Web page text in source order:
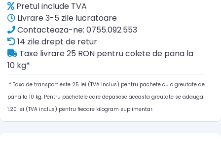
Pretul include TVA
Livrare 3-5 zile lucratoare
Contacteaza-ne: 0755.092.553
14 zile drept de retur
Taxe livrare 25 RON pentru colete de pana la
10 kg*
* Taxa de transport este 25 lei (TVA inclus) pentru pachete cu o greutate de
pana la 10 kg. Pentru pachetele care depasesc aceasta greutate se adauga
1.20 lei (TVA inclus) pentru fiecare kilogram suplimentar.